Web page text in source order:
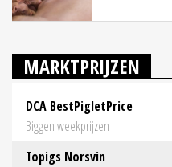
MARKTPRIJZEN
DCA BestPigletPrice
Biggen weekprijzen
Topigs Norsvin